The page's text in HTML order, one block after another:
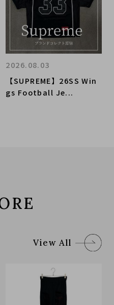
【SUPREME】26SS Win
gs Football Je...
2026.08.03
View All